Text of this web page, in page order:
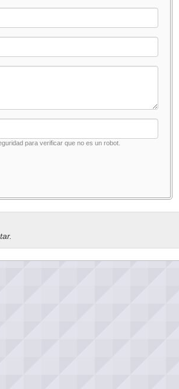
para verificar que no es un robot.